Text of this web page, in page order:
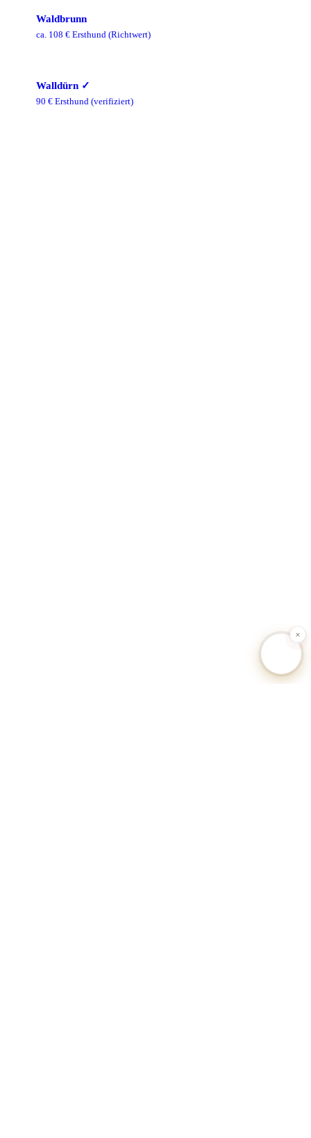
Waldbrunn
ca. 108 € Ersthund (Richtwert)
Walldürn ✓
90 € Ersthund (verifiziert)